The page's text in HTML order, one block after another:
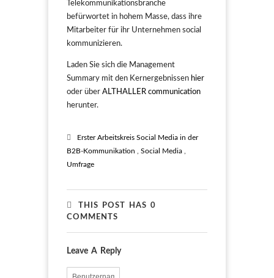
Telekommunikationsbranche
befürwortet in hohem Masse, dass ihre
Mitarbeiter für ihr Unternehmen social
kommunizieren.
Laden Sie sich die Management
Summary mit den Kernergebnissen hier
oder über ALTHALLER communication
herunter.
Erster Arbeitskreis Social Media in der
B2B-Kommunikation
Social Media
Umfrage
THIS POST HAS 0
COMMENTS
Leave A Reply